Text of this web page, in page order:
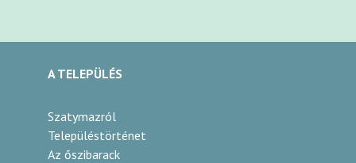
A TELEPÜLÉS
Szatymazról
Településtörténet
Az őszibarack